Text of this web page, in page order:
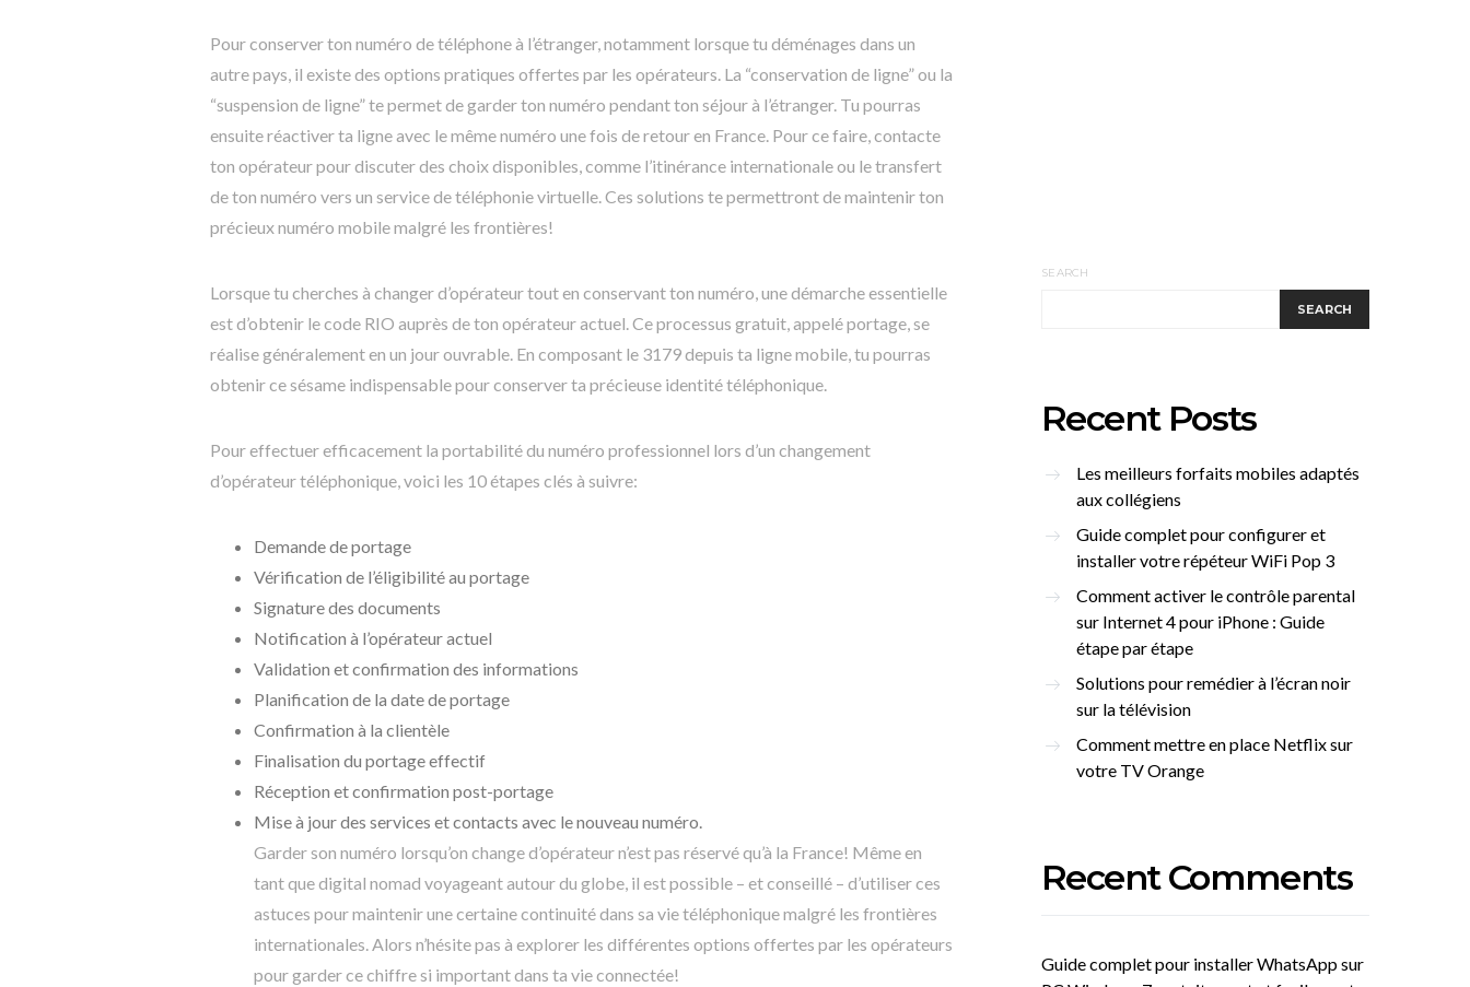
Pour conserver ton numéro de téléphone à l’étranger, notamment lorsque tu déménages dans un
autre pays, il existe des options pratiques offertes par les opérateurs. La “conservation de ligne” ou la
“suspension de ligne” te permet de garder ton numéro pendant ton séjour à l’étranger. Tu pourras
ensuite réactiver ta ligne avec le même numéro une fois de retour en France. Pour ce faire, contacte
ton opérateur pour discuter des choix disponibles, comme l’itinérance internationale ou le transfert
de ton numéro vers un service de téléphonie virtuelle. Ces solutions te permettront de maintenir ton
précieux numéro mobile malgré les frontières!
Lorsque tu cherches à changer d’opérateur tout en conservant ton numéro, une démarche essentielle
est d’obtenir le code RIO auprès de ton opérateur actuel. Ce processus gratuit, appelé portage, se
réalise généralement en un jour ouvrable. En composant le 3179 depuis ta ligne mobile, tu pourras
obtenir ce sésame indispensable pour conserver ta précieuse identité téléphonique.
Pour effectuer efficacement la portabilité du numéro professionnel lors d’un changement
d’opérateur téléphonique, voici les 10 étapes clés à suivre:
Demande de portage
Vérification de l’éligibilité au portage
Signature des documents
Notification à l’opérateur actuel
Validation et confirmation des informations
Planification de la date de portage
Confirmation à la clientèle
Finalisation du portage effectif
Réception et confirmation post-portage
Mise à jour des services et contacts avec le nouveau numéro.
Garder son numéro lorsqu’on change d’opérateur n’est pas réservé qu’à la France! Même en
tant que digital nomad voyageant autour du globe, il est possible – et conseillé – d’utiliser ces
astuces pour maintenir une certaine continuité dans sa vie téléphonique malgré les frontières
internationales. Alors n’hésite pas à explorer les différentes options offertes par les opérateurs
pour garder ce chiffre si important dans ta vie connectée!
SEARCH
SEARCH
Recent Posts
Les meilleurs forfaits mobiles adaptés
aux collégiens
Guide complet pour configurer et
installer votre répéteur WiFi Pop 3
Comment activer le contrôle parental
sur Internet 4 pour iPhone : Guide
étape par étape
Solutions pour remédier à l’écran noir
sur la télévision
Comment mettre en place Netflix sur
votre TV Orange
Recent Comments
Guide complet pour installer WhatsApp sur